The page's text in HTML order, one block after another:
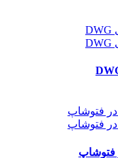
فتوشاپ